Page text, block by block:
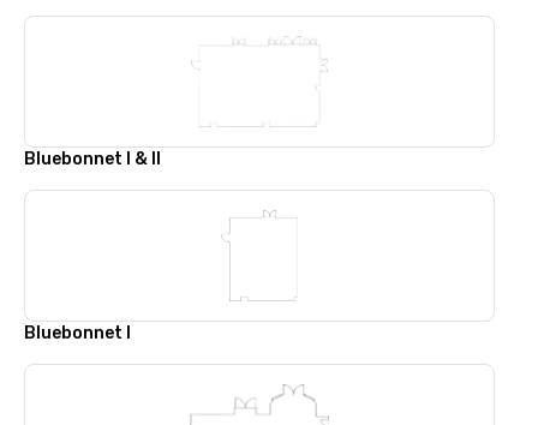
Bluebonnet I & II
Bluebonnet I